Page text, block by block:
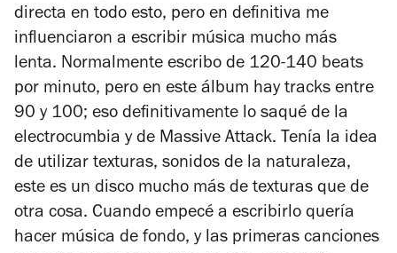
directa en todo esto, pero en definitiva me
influenciaron a escribir música mucho más
lenta. Normalmente escribo de 120-140 beats
por minuto, pero en este álbum hay tracks entre
90 y 100; eso definitivamente lo saqué de la
electrocumbia y de Massive Attack. Tenía la idea
de utilizar texturas, sonidos de la naturaleza,
este es un disco mucho más de texturas que de
otra cosa. Cuando empecé a escribirlo quería
hacer música de fondo, y las primeras canciones